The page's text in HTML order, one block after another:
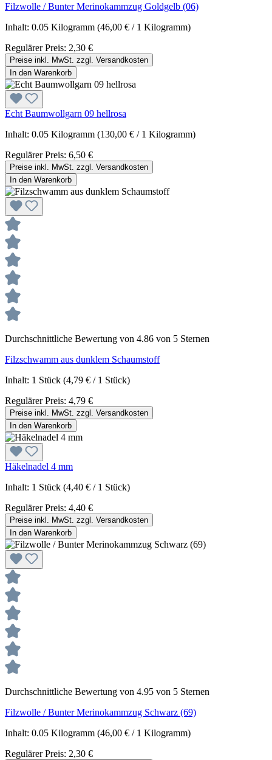
Filzwolle / Bunter Merinokammzug Goldgelb (06)
Inhalt: 0.05 Kilogramm (46,00 € / 1 Kilogramm)
Regulärer Preis: 2,30 €
Preise inkl. MwSt. zzgl. Versandkosten
In den Warenkorb
Echt Baumwollgarn 09 hellrosa
Inhalt: 0.05 Kilogramm (130,00 € / 1 Kilogramm)
Regulärer Preis: 6,50 €
Preise inkl. MwSt. zzgl. Versandkosten
In den Warenkorb
Durchschnittliche Bewertung von 4.86 von 5 Sternen
Filzschwamm aus dunklem Schaumstoff
Inhalt: 1 Stück (4,79 € / 1 Stück)
Regulärer Preis: 4,79 €
Preise inkl. MwSt. zzgl. Versandkosten
In den Warenkorb
Häkelnadel 4 mm
Inhalt: 1 Stück (4,40 € / 1 Stück)
Regulärer Preis: 4,40 €
Preise inkl. MwSt. zzgl. Versandkosten
In den Warenkorb
Durchschnittliche Bewertung von 4.95 von 5 Sternen
Filzwolle / Bunter Merinokammzug Schwarz (69)
Inhalt: 0.05 Kilogramm (46,00 € / 1 Kilogramm)
Regulärer Preis: 2,30 €